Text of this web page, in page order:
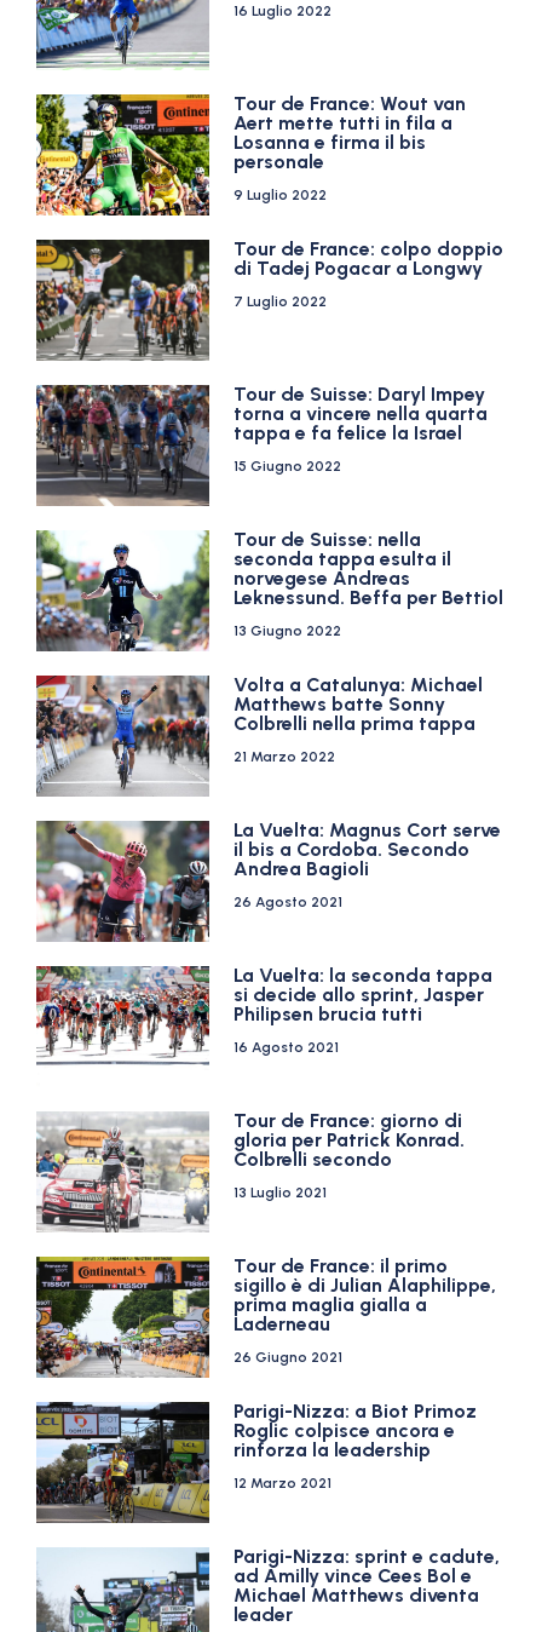
16 Luglio 2022
Tour de France: Wout van
Aert mette tutti in fila a
Losanna e firma il bis
personale
9 Luglio 2022
Tour de France: colpo doppio
di Tadej Pogacar a Longwy
7 Luglio 2022
Tour de Suisse: Daryl Impey
torna a vincere nella quarta
tappa e fa felice la Israel
15 Giugno 2022
Tour de Suisse: nella
seconda tappa esulta il
norvegese Andreas
Leknessund. Beffa per Bettiol
13 Giugno 2022
Volta a Catalunya: Michael
Matthews batte Sonny
Colbrelli nella prima tappa
21 Marzo 2022
La Vuelta: Magnus Cort serve
il bis a Cordoba. Secondo
Andrea Bagioli
26 Agosto 2021
La Vuelta: la seconda tappa
si decide allo sprint, Jasper
Philipsen brucia tutti
16 Agosto 2021
Tour de France: giorno di
gloria per Patrick Konrad.
Colbrelli secondo
13 Luglio 2021
Tour de France: il primo
sigillo è di Julian Alaphilippe,
prima maglia gialla a
Laderneau
26 Giugno 2021
Parigi-Nizza: a Biot Primoz
Roglic colpisce ancora e
rinforza la leadership
12 Marzo 2021
Parigi-Nizza: sprint e cadute,
ad Amilly vince Cees Bol e
Michael Matthews diventa
leader